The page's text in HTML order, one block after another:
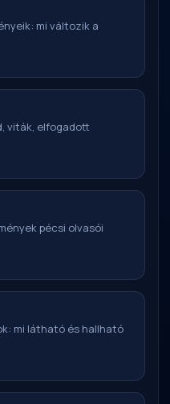
mi változik a
viták, elfogadott
pécsi olvasói
mi látható és hallható